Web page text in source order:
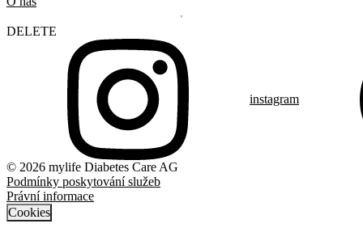
DELETE
instagram
© 2026 mylife Diabetes Care AG
Podmínky poskytování služeb
Právní informace
Cookies